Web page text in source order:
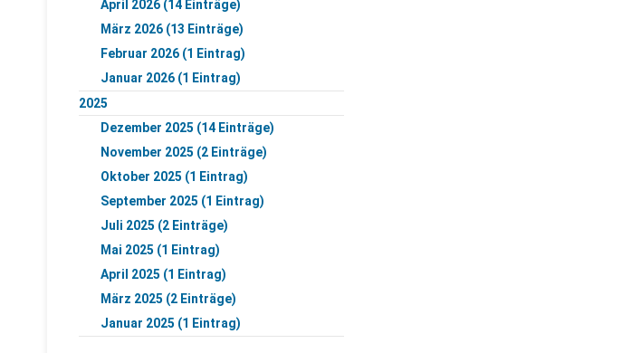
April 2026 (14 Einträge)
März 2026 (13 Einträge)
Februar 2026 (1 Eintrag)
Januar 2026 (1 Eintrag)
2025
Dezember 2025 (14 Einträge)
November 2025 (2 Einträge)
Oktober 2025 (1 Eintrag)
September 2025 (1 Eintrag)
Juli 2025 (2 Einträge)
Mai 2025 (1 Eintrag)
April 2025 (1 Eintrag)
März 2025 (2 Einträge)
Januar 2025 (1 Eintrag)